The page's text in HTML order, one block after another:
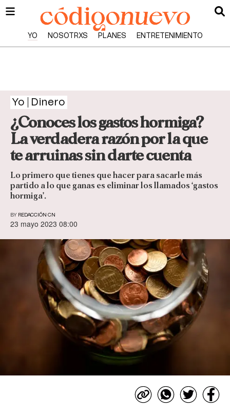
YO NOSOTRXS PLANES ENTRETENIMIENTO
Yo Dinero
¿Conoces los gastos hormiga?
La verdadera razón por la que
te arruinas sin darte cuenta
Lo primero que tienes que hacer para sacarle más
partido a lo que ganas es eliminar los llamados ‘gastos
hormiga’.
BY REDACCIÓN CN
23 mayo 2023 08:00